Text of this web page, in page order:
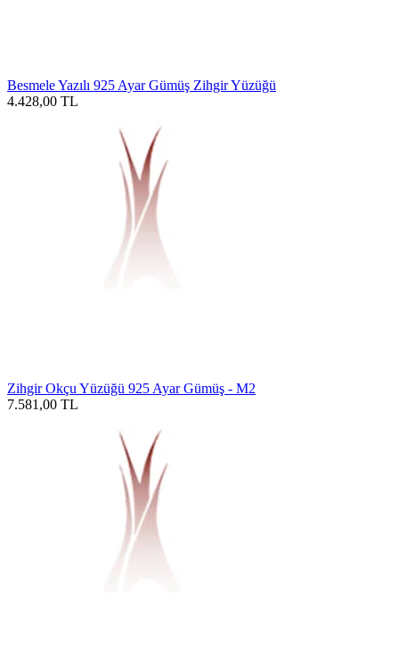
Besmele Yazılı 925 Ayar Gümüş Zihgir Yüzüğü
4.428,00 TL
Zihgir Okçu Yüzüğü 925 Ayar Gümüş - M2
7.581,00 TL